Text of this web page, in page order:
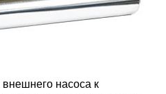
насоса к